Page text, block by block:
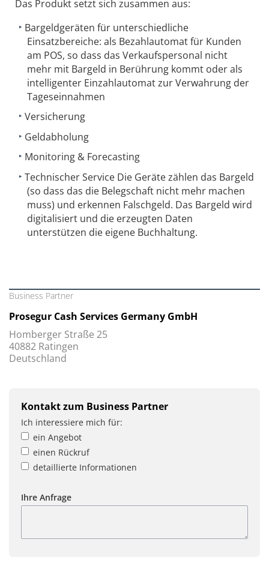
Das Produkt setzt sich zusammen aus:
Bargeldgeräten für unterschiedliche
Einsatzbereiche: als Bezahlautomat für Kunden
am POS, so dass das Verkaufspersonal nicht
mehr mit Bargeld in Berührung kommt oder als
intelligenter Einzahlautomat zur Verwahrung der
Tageseinnahmen
Versicherung
Geldabholung
Monitoring & Forecasting
Technischer Service Die Geräte zählen das Bargeld
(so dass das die Belegschaft nicht mehr machen
muss) und erkennen Falschgeld. Das Bargeld wird
digitalisiert und die erzeugten Daten
unterstützen die eigene Buchhaltung.
Business Partner
Prosegur Cash Services Germany GmbH
Homberger Straße 25
40882 Ratingen
Deutschland
Kontakt zum Business Partner
Ich interessiere mich für:
ein Angebot
einen Rückruf
detaillierte Informationen
Ihre Anfrage